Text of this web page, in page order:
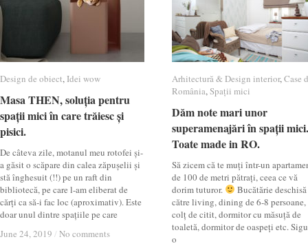
Design de obiect, Idei wow
Masa THEN, soluția pentru
spații mici în care trăiesc și
pisici.
De câteva zile, motanul meu rotofei și-
a găsit o scăpare din calea zăpușelii și
stă înghesuit (!!) pe un raft din
bibliotecă, pe care l-am eliberat de
cărți ca să-i fac loc (aproximativ). Este
doar unul dintre spațiile pe care
June 24, 2019 / No comments
Design de obiect Idei wow
Masa THEN, soluția pentru
spații mici în care trăiesc și
pisici.
June 24, 2019 / No comments
Arhitectură & Design interior,Case
România,Spații mici
Dăm note mari unor
superamenajări în spații mici.
Toate made in RO.
Să zicem că te muți într-un
de 100 de metri pătrați, ceea ce vă
dorim tuturor.
Bucătărie deschisă
către living, dining de 6-8 persoane,
colț de citit, dormitor cu măsuță de
toaletă, dormitor de oaspeți etc.
o
Arhitectură & Design interior Case
România Spații mici
Dăm note mari unor
superamenajări în spații mici.
Toate made in RO.